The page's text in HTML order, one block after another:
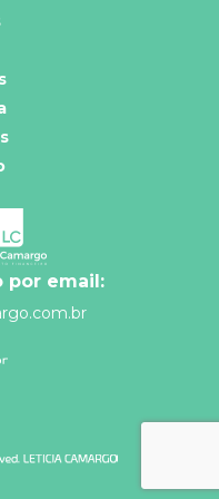
por email: